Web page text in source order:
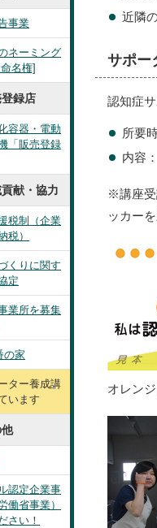
近隣
サポー
認知症
所要
内容
※講座受
ッカー
オレン
事業
ネーミング
名権]
登録店
容器・電動
「販売登録
貢献・協力
税制（企業
税）
くりに関す
定
業所を募集
の家
ター養成講
います
他
認定企業事
働省事業）
さい！